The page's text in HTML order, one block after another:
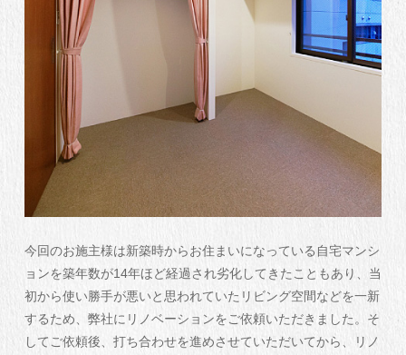
今回のお施主様は新築時からお住まいになっている自宅マンシ
ョンを築年数が14年ほど経過され劣化してきたこともあり、当
初から使い勝手が悪いと思われていたリビング空間などを一新
するため、弊社にリノベーションをご依頼いただきました。そ
してご依頼後、打ち合わせを進めさせていただいてから、リノ